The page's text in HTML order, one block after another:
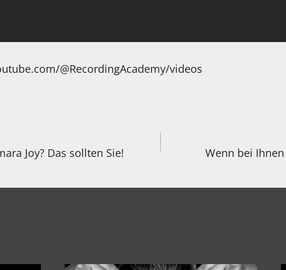
@RecordingAcademy/videos
Joy? Das sollten Sie! Wenn bei